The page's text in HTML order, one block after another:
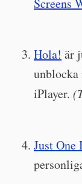
Screens
Hola! är
iPlayer.
Just One